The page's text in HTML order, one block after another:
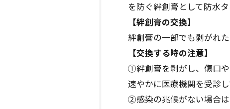
を防ぐ絆創膏として防水
【絆創膏の交換】
絆創膏の一部でも剥がれ
【交換する時の注意】
①絆創膏を剥がし、傷口
速やかに医療機関を受診し
②感染の兆候がない場合は